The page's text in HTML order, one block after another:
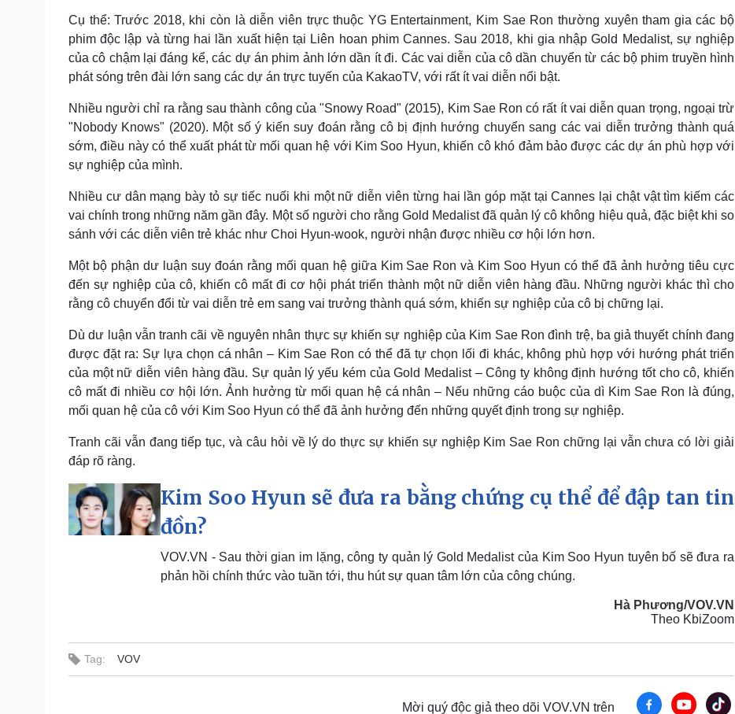
Cụ thể: Trước 2018, khi còn là diễn viên trực thuộc YG Entertainment, Kim Sae Ron thường xuyên tham gia các bộ
phim độc lập và từng hai lần xuất hiện tại Liên hoan phim Cannes. Sau 2018, khi gia nhập Gold Medalist, sự nghiệp
của cô chậm lại đáng kể, các dự án phim ảnh lớn dần ít đi. Các vai diễn của cô dần chuyển từ các bộ phim truyền hình
phát sóng trên đài lớn sang các dự án trực tuyến của KakaoTV, với rất ít vai diễn nổi bật.
Nhiều người chỉ ra rằng sau thành công của "Snowy Road" (2015), Kim Sae Ron có rất ít vai diễn quan trọng, ngoại trừ
"Nobody Knows" (2020). Một số ý kiến suy đoán rằng cô bị định hướng chuyển sang các vai diễn trưởng thành quá
sớm, điều này có thể xuất phát từ mối quan hệ với Kim Soo Hyun, khiến cô khó đảm bảo được các dự án phù hợp với
sự nghiệp của mình.
Nhiều cư dân mạng bày tỏ sự tiếc nuối khi một nữ diễn viên từng hai lần góp mặt tại Cannes lại chật vật tìm kiếm các
vai chính trong những năm gần đây. Một số người cho rằng Gold Medalist đã quản lý cô không hiệu quả, đặc biệt khi so
sánh với các diễn viên trẻ khác như Choi Hyun-wook, người nhận được nhiều cơ hội lớn hơn.
Một bộ phận dư luận suy đoán rằng mối quan hệ giữa Kim Sae Ron và Kim Soo Hyun có thể đã ảnh hưởng tiêu cực
đến sự nghiệp của cô, khiến cô mất đi cơ hội phát triển thành một nữ diễn viên hàng đầu. Những người khác thì cho
rằng cô chuyển đổi từ vai diễn trẻ em sang vai trưởng thành quá sớm, khiến sự nghiệp của cô bị chững lại.
Dù dư luận vẫn tranh cãi về nguyên nhân thực sự khiến sự nghiệp của Kim Sae Ron đình trệ, ba giả thuyết chính đang
được đặt ra: Sự lựa chọn cá nhân – Kim Sae Ron có thể đã tự chọn lối đi khác, không phù hợp với hướng phát triển
của một nữ diễn viên hàng đầu. Sự quản lý yếu kém của Gold Medalist – Công ty không định hướng tốt cho cô, khiến
cô mất đi nhiều cơ hội lớn. Ảnh hưởng từ mối quan hệ cá nhân – Nếu những cáo buộc của dì Kim Sae Ron là đúng,
mối quan hệ của cô với Kim Soo Hyun có thể đã ảnh hưởng đến những quyết định trong sự nghiệp.
Tranh cãi vẫn đang tiếp tục, và câu hỏi về lý do thực sự khiến sự nghiệp Kim Sae Ron chững lại vẫn chưa có lời giải
đáp rõ ràng.
Kim Soo Hyun sẽ đưa ra bằng chứng cụ thể để đập tan tin
đồn?
VOV.VN - Sau thời gian im lặng, công ty quản lý Gold Medalist của Kim Soo Hyun tuyên bố sẽ đưa ra
phản hồi chính thức vào tuần tới, thu hút sự quan tâm lớn của công chúng.
Hà Phương/VOV.VN
Theo KbiZoom
Tag: VOV
Mời quý độc giả theo dõi VOV.VN trên